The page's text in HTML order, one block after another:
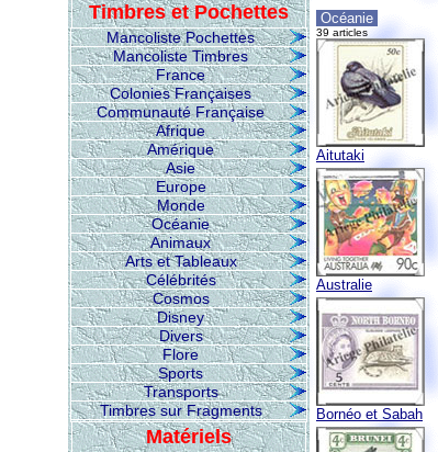
Timbres et Pochettes
Mancoliste Pochettes
Mancoliste Timbres
France
Colonies Françaises
Communauté Française
Afrique
Amérique
Asie
Europe
Monde
Océanie
Animaux
Arts et Tableaux
Célébrités
Cosmos
Disney
Divers
Flore
Sports
Transports
Timbres sur Fragments
Matériels
Océanie
39 articles
Aitutaki
Australie
Bornéo et Sabah